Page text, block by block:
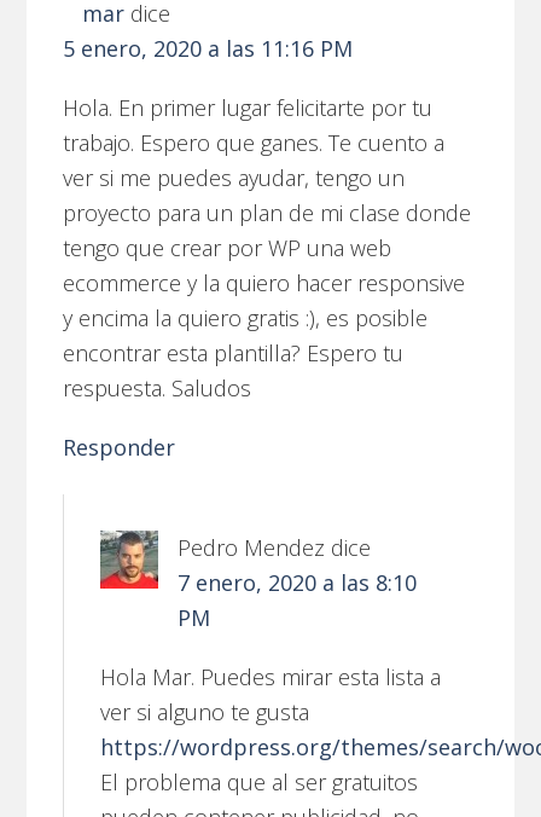
mar dice
5 enero, 2020 a las 11:16 PM
Hola. En primer lugar felicitarte por tu
trabajo. Espero que ganes. Te cuento a
ver si me puedes ayudar, tengo un
proyecto para un plan de mi clase donde
tengo que crear por WP una web
ecommerce y la quiero hacer responsive
y encima la quiero gratis :), es posible
encontrar esta plantilla? Espero tu
respuesta. Saludos
Responder
Pedro Mendez dice
7 enero, 2020 a las 8:10
PM
Hola Mar. Puedes mirar esta lista a
ver si alguno te gusta
https://wordpress.org/themes/search/
El problema que al ser gratuitos